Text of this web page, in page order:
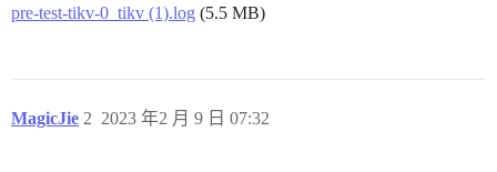
pre-test-tikv-0_tikv (1).log (5.5 MB)
MagicJie 2023 年2 月 9 日 07:32
2